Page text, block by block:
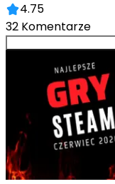
4.75
32 Komentarze